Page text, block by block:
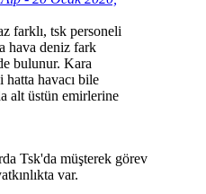
farklı, tsk personeli
hava deniz fark
bulunur. Kara
havacı bile
alt üstün emirlerine
Tsk'da müşterek görev
var.